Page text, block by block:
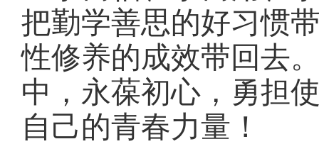
把勤学善思的好习惯
性修养的成效带回去
中，永葆初心，勇担
自己的青春力量！